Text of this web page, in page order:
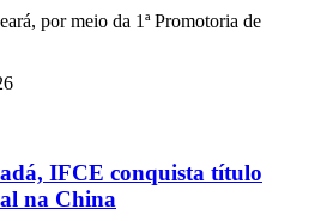
por meio da 1ª Promotoria de
IFCE conquista título
na China